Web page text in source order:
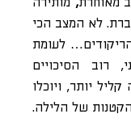
לא המצב הכי
לעומת
רוב הסיכויים
יותר, ויוכלו
של הלילה.